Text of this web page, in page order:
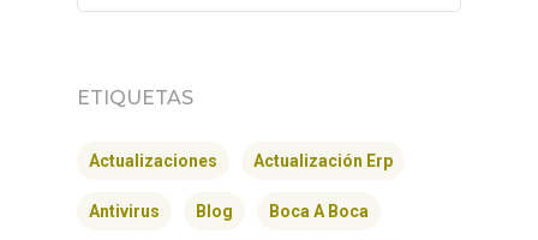
ETIQUETAS
Actualizaciones Actualización Erp
Antivirus Blog Boca A Boca